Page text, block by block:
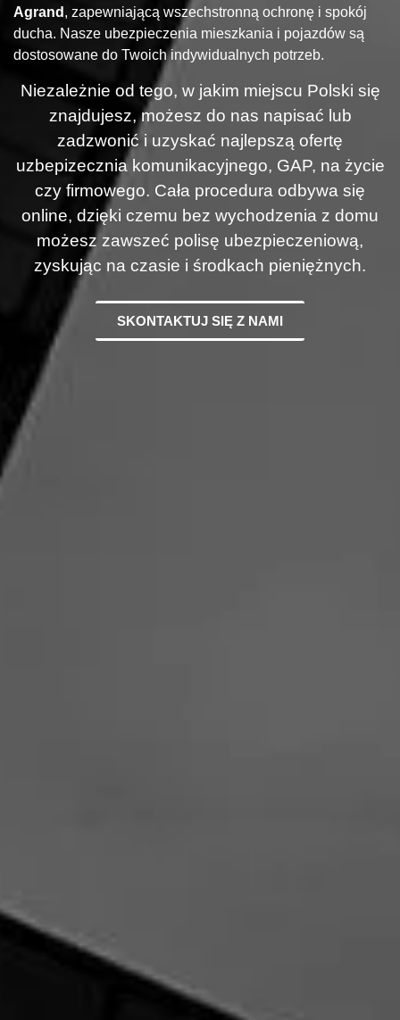
Agrand , zapewniającą wszechstronną ochronę i spokój
ducha. Nasze ubezpieczenia mieszkania i pojazdów są
dostosowane do Twoich indywidualnych potrzeb.
Niezależnie od tego, w jakim miejscu Polski się
znajdujesz, możesz do nas napisać lub
zadzwonić i uzyskać najlepszą ofertę
uzbepizecznia komunikacyjnego, GAP, na życie
czy firmowego. Cała procedura odbywa się
online, dzięki czemu bez wychodzenia z domu
możesz zawszeć polisę ubezpieczeniową,
zyskując na czasie i środkach pieniężnych.
SKONTAKTUJ SIĘ Z NAMI